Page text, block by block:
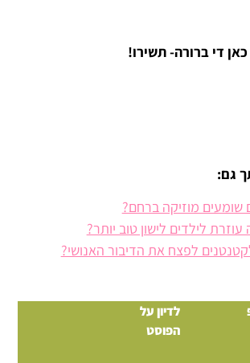
די ברורה- תשירו!
גם:
שומעים מוזיקה ברחם?
לילדים לישון טוב יותר?
לפצח את הדיבור האנושי?
לדיון על
הפוסט